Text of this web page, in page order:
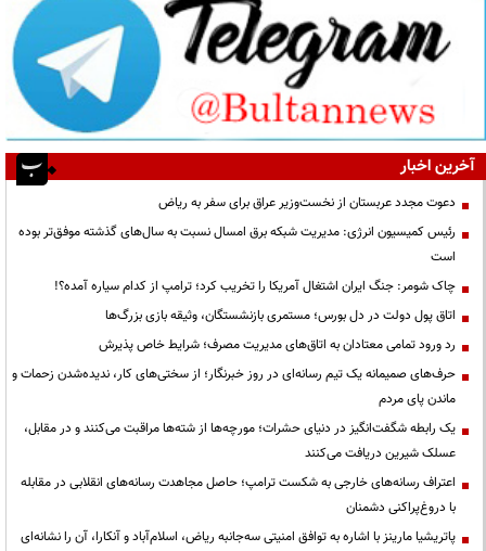
آخرین اخبار
دعوت مجدد عربستان از نخست‌وزیر عراق برای سفر به ریاض
رئیس کمیسیون انرژی: مدیریت شبکه برق امسال نسبت به سال‌های گذشته موفق‌تر بوده
است
چاک شومر: جنگ ایران اشتغال آمریکا را تخریب کرد؛ ترامپ از کدام سیاره آمده؟!
اتاق پول دولت در دل بورس؛ مستمری بازنشستگان، وثیقه بازی بزرگ‌ها
رد ورود تمامی معتادان به اتاق‌های مدیریت مصرف؛ شرایط خاص پذیرش
حرف‌های صمیمانه یک تیم رسانه‌ای در روز خبرنگار؛ از سختی‌های کار، ندیده‌شدن زحمات و
ماندن پای مردم
یک رابطه شگفت‌انگیز در دنیای حشرات؛ مورچه‌ها از شته‌ها مراقبت می‌کنند و در مقابل،
عسلک شیرین دریافت می‌کنند
اعتراف رسانه‌های خارجی به شکست ترامپ؛ حاصل مجاهدت رسانه‌های انقلابی در مقابله
با دروغ‌پراکنی دشمنان
پاتریشیا مارینز با اشاره به توافق امنیتی سه‌جانبه ریاض، اسلام‌آباد و آنکارا، آن را نشانه‌ای